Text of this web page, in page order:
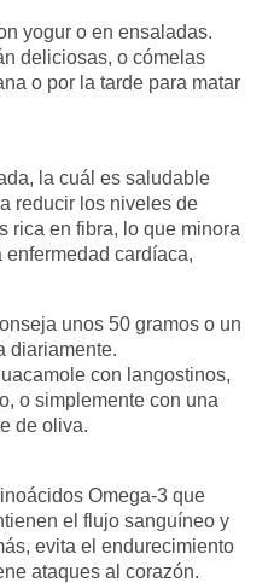
yogur o en ensaladas.
deliciosas, o cómelas
o por la tarde para matar
la cuál es saludable
reducir los niveles de
rica en fibra, lo que minora
enfermedad cardíaca,
unos 50 gramos o un
diariamente.
con langostinos,
o simplemente con una
de oliva.
Omega-3 que
el flujo sanguíneo y
evita el endurecimiento
ataques al corazón.